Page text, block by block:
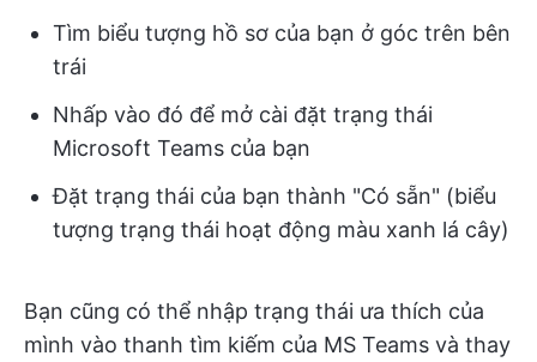
Tìm biểu tượng hồ sơ của bạn ở góc trên bên
trái
Nhấp vào đó để mở cài đặt trạng thái
Microsoft Teams của bạn
Đặt trạng thái của bạn thành "Có sẵn" (biểu
tượng trạng thái hoạt động màu xanh lá cây)
Bạn cũng có thể nhập trạng thái ưa thích của
mình vào thanh tìm kiếm của MS Teams và thay